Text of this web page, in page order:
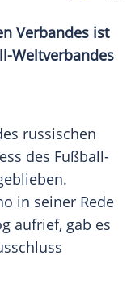
Verbandes ist
Weltverbandes
russischen
des Fußball-
in seiner Rede
aufrief, gab es